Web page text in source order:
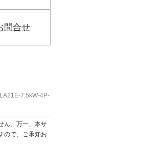
問合せ
7.5kW-4P-
ん。万一、本サ
ので、ご承知お